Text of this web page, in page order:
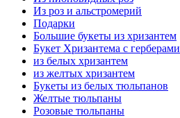
Из роз и альстромерий
Подарки
Большие букеты из хризантем
Букет Хризантема с герберами
из белых хризантем
из желтых хризантем
Букеты из белых тюльпанов
Желтые тюльпаны
Розовые тюльпаны